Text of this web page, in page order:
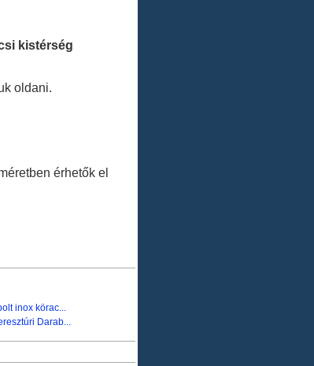
kistérség
oldani.
érhetők el
inox körac...
Darab...